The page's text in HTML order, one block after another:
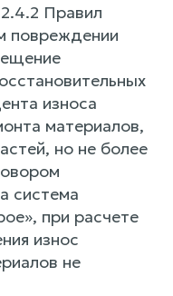
Правил
повреждении
износа
материалов,
но не более
система
при расчете
износ
не